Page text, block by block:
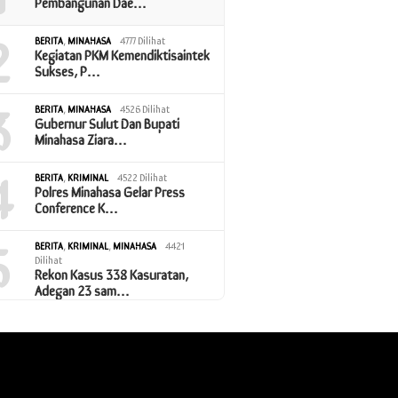
BERITA,MINAHASA 4777 Dilihat
Kegiatan PKM Kemendiktisaintek
Sukses, P…
BERITA,MINAHASA 4526 Dilihat
Gubernur Sulut Dan Bupati
Minahasa Ziara…
BERITA,KRIMINAL 4522 Dilihat
Polres Minahasa Gelar Press
Conference K…
BERITA,KRIMINAL,MINAHASA
4421
Dilihat
Rekon Kasus 338 Kasuratan,
Adegan 23 sam…